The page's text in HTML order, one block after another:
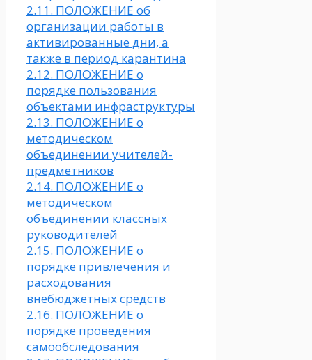
2.11. ПОЛОЖЕНИЕ об
организации работы в
активированные дни, а
также в период карантина
2.12. ПОЛОЖЕНИЕ о
порядке пользования
объектами инфраструктуры
2.13. ПОЛОЖЕНИЕ о
методическом
объединении учителей-
предметников
2.14. ПОЛОЖЕНИЕ о
методическом
объединении классных
руководителей
2.15. ПОЛОЖЕНИЕ о
порядке привлечения и
расходования
внебюджетных средств
2.16. ПОЛОЖЕНИЕ о
порядке проведения
самообследования